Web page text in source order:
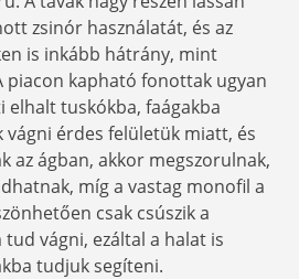
zsinór használatát, és az
is inkább hátrány, mint
piacon kapható fonottak ugyan
elhalt tuskókba, faágakba
érdes felületük miatt, és
az ágban, akkor megszorulnak,
míg a vastag monofil a
csak csúszik a
vágni, ezáltal a halat is
tudjuk segíteni.